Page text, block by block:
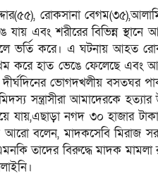
রোকসানা
যায় এবং শরীরের বিভিন্ন
ভর্তি করে। এ ঘটনায় আহত
জখম করে হাত ভেঙে ফেলেছে
দীর্ঘদিনের ভোগদখলীয় বসতঘর
সন্ত্রাসীরা আমাদেরকে
যায়,এছাড়া নগদ ৩০ হাজার
আরো বলেন, মাদকসেবি মিরাজ
তাদের বিরুদ্ধে মাদক